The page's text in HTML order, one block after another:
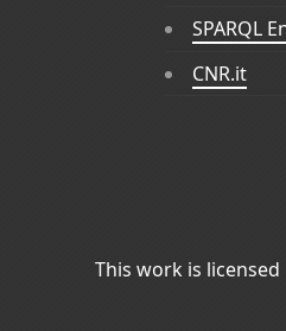
SPARQL
CNR.it
This work is licensed